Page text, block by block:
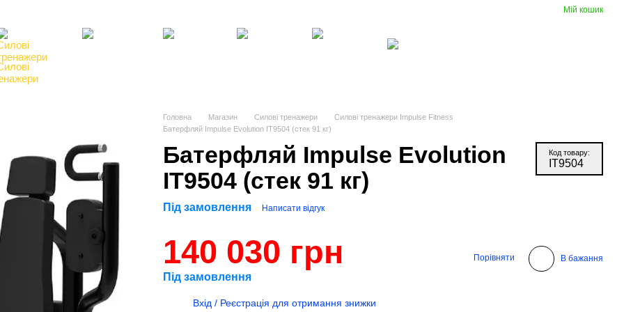
Мій кошик
Головна Магазин Силові тренажери
Силові тренажери Impulse Fitness
Батерфляй Impulse Evolution IT9504 (стек 91 кг)
Батерфляй Impulse Evolution
IT9504 (стек 91 кг)
Код товару:
IT9504
Під замовлення Написати відгук
140 030 грн
Під замовлення
Порівняти В бажання
Вхід / Реєстрація для отримання знижки